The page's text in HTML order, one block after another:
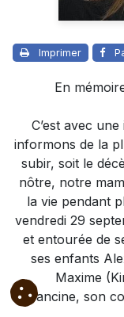
Imprimer
En
C’est avec
informons de la
subir, soit le
nôtre, notre
la vie pendant
vendredi 29
et entourée de
ses enfants
Maxime
Francine, son